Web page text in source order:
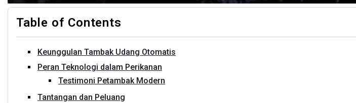
Table of Contents
Keunggulan Tambak Udang Otomatis
Peran Teknologi dalam Perikanan
Testimoni Petambak Modern
Tantangan dan Peluang